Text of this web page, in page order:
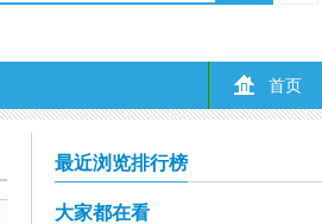
首页
最近浏览排行榜
大家都在看